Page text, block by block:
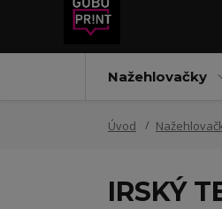
Nažehlovačky
Úvod
IRSKÝ